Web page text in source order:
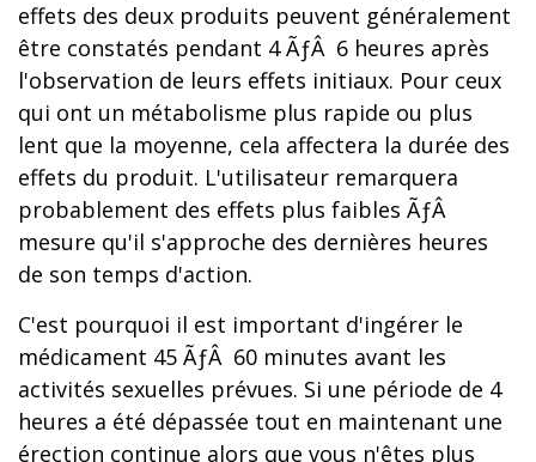
effets des deux produits peuvent généralement
être constatés pendant 4 ÃƒÂ 6 heures après
l'observation de leurs effets initiaux. Pour ceux
qui ont un métabolisme plus rapide ou plus
lent que la moyenne, cela affectera la durée des
effets du produit. L'utilisateur remarquera
probablement des effets plus faibles ÃƒÂ
mesure qu'il s'approche des dernières heures
de son temps d'action.
C'est pourquoi il est important d'ingérer le
médicament 45 ÃƒÂ 60 minutes avant les
activités sexuelles prévues. Si une période de 4
heures a été dépassée tout en maintenant une
érection continue alors que vous n'êtes plus